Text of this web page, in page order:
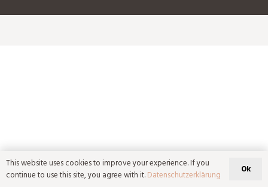
This website uses cookies to improve your experience. If you
continue to use this site, you agree with it.Datenschutzerklärung Ok